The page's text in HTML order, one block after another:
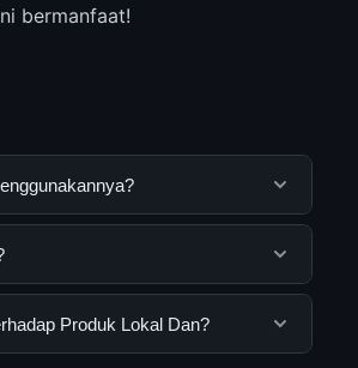
bermanfaat!
untuk membantu
oleh semua pengguna. Tidak
Produk Lokal Dan?